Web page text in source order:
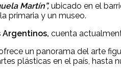
Martín”, ubicado en el
primaria y un museo.
Argentinos, cuenta
un panorama del arte
plásticas en el país, hasta